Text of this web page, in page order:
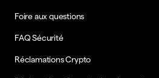
Foire aux questions
FAQ Sécurité
Réclamations Crypto